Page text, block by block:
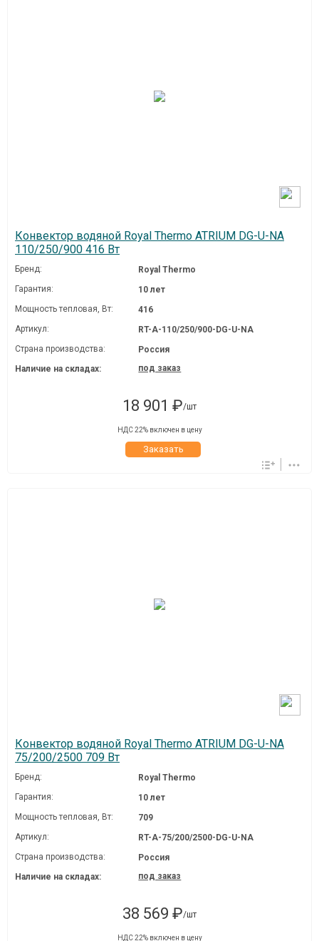
Конвектор водяной Royal Thermo ATRIUM DG-U-NA
110/250/900 416 Вт
Бренд:
Royal Thermo
Гарантия:
10 лет
Мощность тепловая, Вт:
416
Артикул:
RT-A-110/250/900-DG-U-NA
Страна производства:
Россия
Наличие на складах:
под заказ
18 901 ₽/шт
НДС 22% включен в цену
Заказать
Конвектор водяной Royal Thermo ATRIUM DG-U-NA
75/200/2500 709 Вт
Бренд:
Royal Thermo
Гарантия:
10 лет
Мощность тепловая, Вт:
709
Артикул:
RT-A-75/200/2500-DG-U-NA
Страна производства:
Россия
Наличие на складах:
под заказ
38 569 ₽/шт
НДС 22% включен в цену